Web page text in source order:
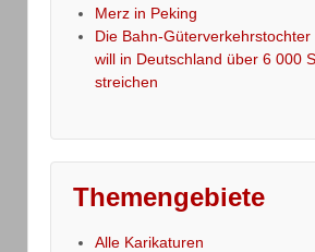
Merz in Peking
Die Bahn-Güterverkehrstochter
will in Deutschland über 6 000
streichen
Themengebiete
Alle Karikaturen